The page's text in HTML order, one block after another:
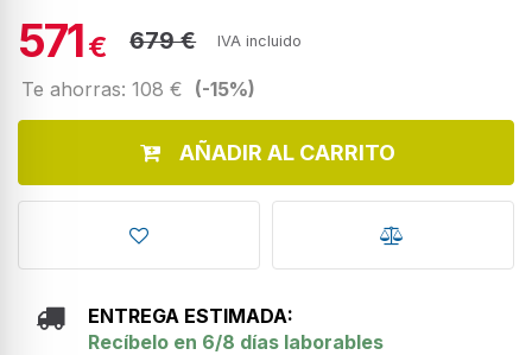
571€ 679 € IVA incluido
Te ahorras: 108 € (-15%)
AÑADIR AL CARRITO
ENTREGA ESTIMADA:
Recíbelo en 6/8 días laborables